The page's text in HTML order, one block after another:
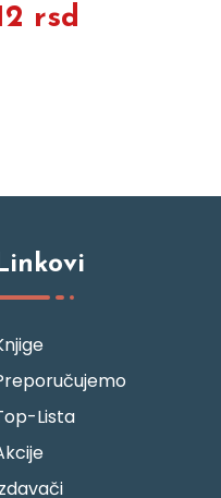
rsd
Lista